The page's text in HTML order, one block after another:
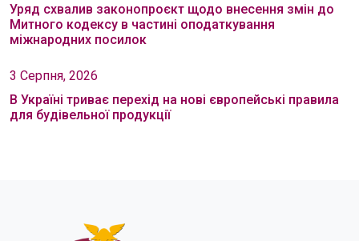
Уряд схвалив законопроєкт щодо внесення змін до
Митного кодексу в частині оподаткування
міжнародних посилок
3 Серпня, 2026
В Україні триває перехід на нові європейські правила
для будівельної продукції